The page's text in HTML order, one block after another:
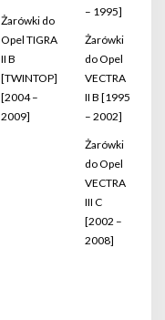
Żarówki do
Opel TIGRA
II B
[TWINTOP]
[2004 –
2009]
– 1995]
Żarówki
do Opel
VECTRA
II B [1995
– 2002]
Żarówki
do Opel
VECTRA
III C
[2002 –
2008]